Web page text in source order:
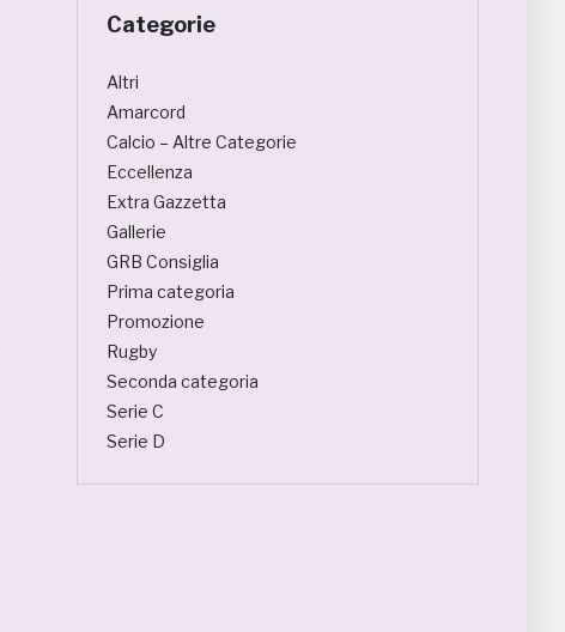
Categorie
Altri
Amarcord
Calcio – Altre Categorie
Eccellenza
Extra Gazzetta
Gallerie
GRB Consiglia
Prima categoria
Promozione
Rugby
Seconda categoria
Serie C
Serie D